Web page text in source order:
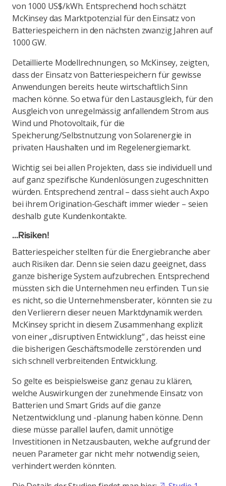
von 1000 US$/kWh. Entsprechend hoch schätzt
McKinsey das Marktpotenzial für den Einsatz von
Batteriespeichern in den nächsten zwanzig Jahren auf
1000 GW.
Detaillierte Modellrechnungen, so McKinsey, zeigten,
dass der Einsatz von Batteriespeichern für gewisse
Anwendungen bereits heute wirtschaftlich Sinn
machen könne. So etwa für den Lastausgleich, für den
Ausgleich von unregelmässig anfallendem Strom aus
Wind und Photovoltaik, für die
Speicherung/Selbstnutzung von Solarenergie in
privaten Haushalten und im Regelenergiemarkt.
Wichtig sei bei allen Projekten, dass sie individuell und
auf ganz spezifische Kundenlösungen zugeschnitten
würden. Entsprechend zentral – dass sieht auch Axpo
bei ihrem Origination-Geschäft immer wieder – seien
deshalb gute Kundenkontakte.
…Risiken!
Batteriespeicher stellten für die Energiebranche aber
auch Risiken dar. Denn sie seien dazu geeignet, dass
ganze bisherige System aufzubrechen. Entsprechend
müssten sich die Unternehmen neu erfinden. Tun sie
es nicht, so die Unternehmensberater, könnten sie zu
den Verlierern dieser neuen Marktdynamik werden.
McKinsey spricht in diesem Zusammenhang explizit
von einer „disruptiven Entwicklung“ , das heisst eine
die bisherigen Geschäftsmodelle zerstörenden und
sich schnell verbreitenden Entwicklung.
So gelte es beispielsweise ganz genau zu klären,
welche Auswirkungen der zunehmende Einsatz von
Batterien und Smart Grids auf die ganze
Netzentwicklung und -planung haben könne. Denn
diese müsse parallel laufen, damit unnötige
Investitionen in Netzausbauten, welche aufgrund der
neuen Parameter gar nicht mehr notwendig seien,
verhindert werden könnten.